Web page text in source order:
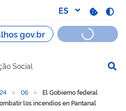
Social
06
El Gobierno federal
los incendios en Pantanal